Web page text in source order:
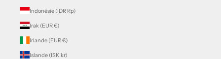
Indonésie (IDR Rp)
Irak (EUR €)
Irlande (EUR €)
Islande (ISK kr)